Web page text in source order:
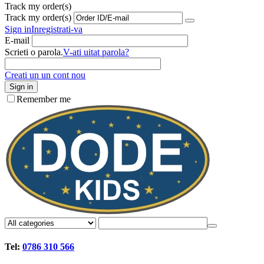
Track my order(s)
Track my order(s)
Sign inInregistrati-va
E-mail
Scrieti o parola.V-ati uitat parola?
Creati un un cont nou
Sign in
Remember me
Tel: 0786 310 566